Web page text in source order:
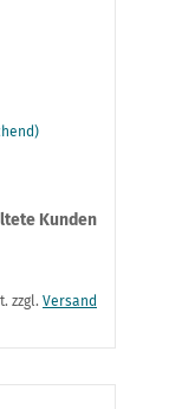
Kunden
zzgl. Versand